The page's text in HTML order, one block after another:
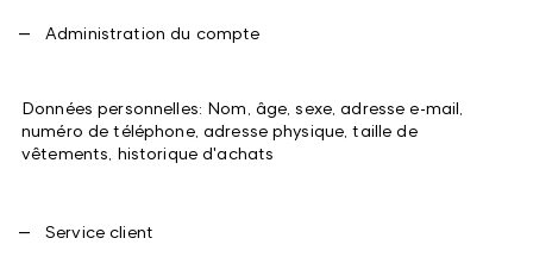
Administration du compte
Données personnelles: Nom, âge, sexe, adresse e-mail,
numéro de téléphone, adresse physique, taille de
vêtements, historique d'achats
Service client